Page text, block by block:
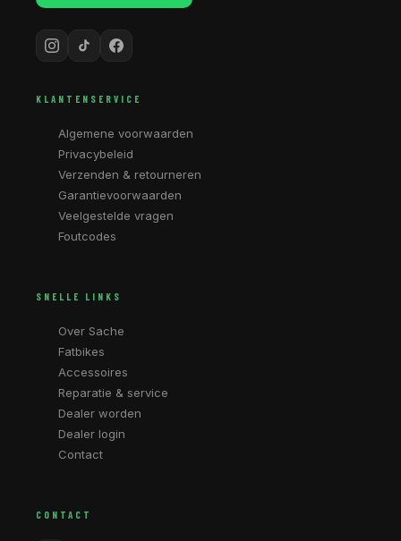
KLANTENSERVICE
Algemene voorwaarden
Privacybeleid
Verzenden & retourneren
Garantievoorwaarden
Veelgestelde vragen
Foutcodes
SNELLE LINKS
Over Sache
Fatbikes
Accessoires
Reparatie & service
Dealer worden
Dealer login
Contact
CONTACT